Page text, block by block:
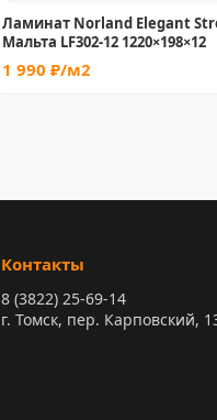
Ламинат Norland Elegant
Мальта LF302-12 1220×198×12
1 990 ₽/м2
Контакты
8 (3822) 25-69-14
г. Томск, пер. Карповский,